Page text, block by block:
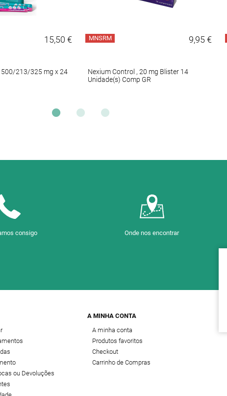
15,50 €
500/213/325 mg x 24
MNSRM 9,95 €
Nexium Control , 20 mg Blister 14
Unidade(s) Comp GR
consigo Onde nos encontrar
ou Devoluções
A MINHA CONTA
A minha conta
Produtos favoritos
Checkout
Carrinho de Compras